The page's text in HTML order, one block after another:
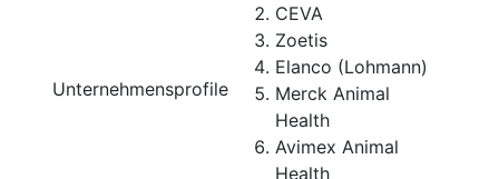
Unternehmensprofile
CEVA
Zoetis
Elanco (Lohmann)
Merck Animal
Health
Avimex Animal
Health